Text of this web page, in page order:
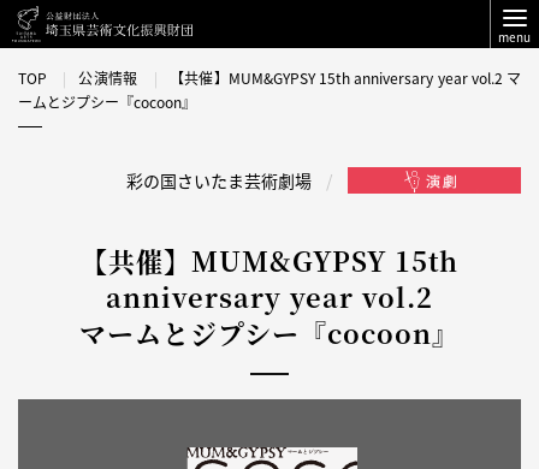
menu
TOP 公演情報
【共催】MUM&GYPSY 15th anniversary year vol.2 マ
ームとジプシー『cocoon』
彩の国さいたま芸術劇場
【共催】MUM&GYPSY 15th
anniversary year vol.2
マームとジプシー『cocoon』